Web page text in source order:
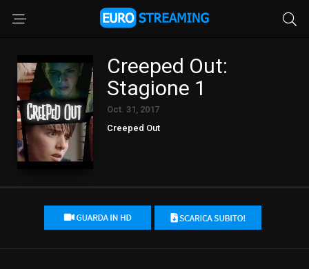
Creeped Out:
Stagione 1
Oct. 31, 2017
Creeped Out